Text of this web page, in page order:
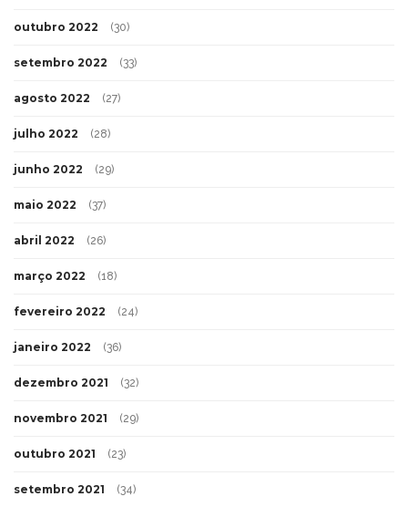
outubro 2022 (30)
setembro 2022 (33)
agosto 2022 (27)
julho 2022 (28)
junho 2022 (29)
maio 2022 (37)
abril 2022 (26)
março 2022 (18)
fevereiro 2022 (24)
janeiro 2022 (36)
dezembro 2021 (32)
novembro 2021 (29)
outubro 2021 (23)
setembro 2021 (34)